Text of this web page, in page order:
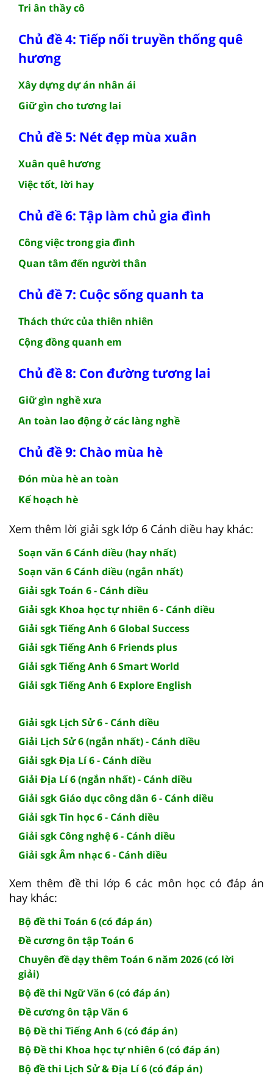
Tri ân thầy cô
Chủ đề 4: Tiếp nối truyền thống quê
hương
Xây dựng dự án nhân ái
Giữ gìn cho tương lai
Chủ đề 5: Nét đẹp mùa xuân
Xuân quê hương
Việc tốt, lời hay
Chủ đề 6: Tập làm chủ gia đình
Công việc trong gia đình
Quan tâm đến người thân
Chủ đề 7: Cuộc sống quanh ta
Thách thức của thiên nhiên
Cộng đồng quanh em
Chủ đề 8: Con đường tương lai
Giữ gìn nghề xưa
An toàn lao động ở các làng nghề
Chủ đề 9: Chào mùa hè
Đón mùa hè an toàn
Kế hoạch hè
Xem thêm lời giải sgk lớp 6 Cánh diều hay khác:
Soạn văn 6 Cánh diều (hay nhất)
Soạn văn 6 Cánh diều (ngắn nhất)
Giải sgk Toán 6 - Cánh diều
Giải sgk Khoa học tự nhiên 6 - Cánh diều
Giải sgk Tiếng Anh 6 Global Success
Giải sgk Tiếng Anh 6 Friends plus
Giải sgk Tiếng Anh 6 Smart World
Giải sgk Tiếng Anh 6 Explore English
Giải sgk Lịch Sử 6 - Cánh diều
Giải Lịch Sử 6 (ngắn nhất) - Cánh diều
Giải sgk Địa Lí 6 - Cánh diều
Giải Địa Lí 6 (ngắn nhất) - Cánh diều
Giải sgk Giáo dục công dân 6 - Cánh diều
Giải sgk Tin học 6 - Cánh diều
Giải sgk Công nghệ 6 - Cánh diều
Giải sgk Âm nhạc 6 - Cánh diều
Xem thêm đề thi lớp 6 các môn học có đáp án
hay khác:
Bộ đề thi Toán 6 (có đáp án)
Đề cương ôn tập Toán 6
Chuyên đề dạy thêm Toán 6 năm 2026 (có lời
giải)
Bộ đề thi Ngữ Văn 6 (có đáp án)
Đề cương ôn tập Văn 6
Bộ Đề thi Tiếng Anh 6 (có đáp án)
Bộ Đề thi Khoa học tự nhiên 6 (có đáp án)
Bộ đề thi Lịch Sử & Địa Lí 6 (có đáp án)